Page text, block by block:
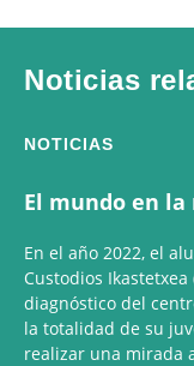
Noticias
NOTICIAS
El mundo en
En el año 2022, el
Custodios
diagnóstico del
la totalidad de su
realizar una mirada